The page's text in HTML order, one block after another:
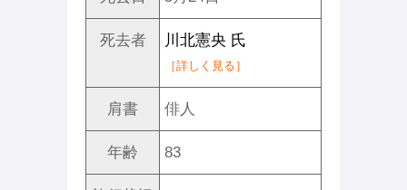
死去者 川北憲央 氏
［詳しく見る］
肩書 俳人
年齢 83